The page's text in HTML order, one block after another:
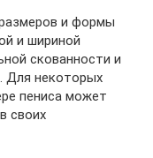
и формы
и шириной
скованности и
Для некоторых
пениса может
своих